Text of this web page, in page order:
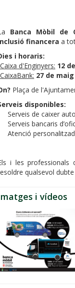
Banca Mòbil de
financera a
i horaris:
Caixa d'Enginyers: 12
CaixaBank: 27 de maig
Plaça de
disponibles:
Serveis de caixer
Serveis bancaris
Atenció
i les professionals
qualsevol
i vídeos